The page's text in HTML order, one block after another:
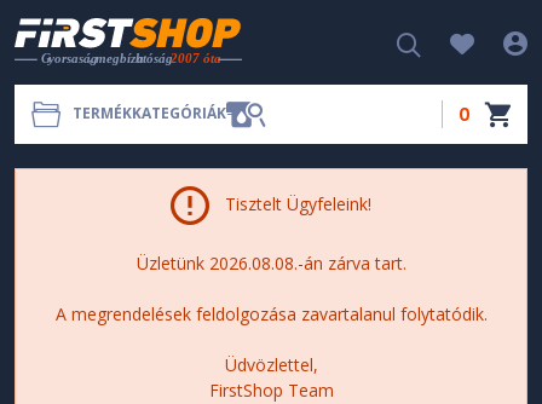
TERMÉKKATEGÓRIÁK 0
Tisztelt Ügyfeleink!
Üzletünk 2026.08.08.-án zárva tart.
A megrendelések feldolgozása zavartalanul folytatódik.
Üdvözlettel,
FirstShop Team